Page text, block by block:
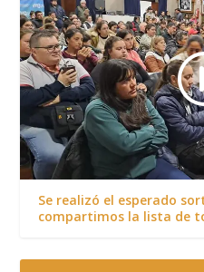
Se realizó el esperado
compartimos la lista de